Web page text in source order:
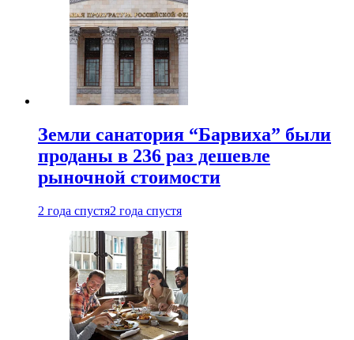
Земли санатория “Барвиха” были
проданы в 236 раз дешевле
рыночной стоимости
2 года спустя2 года спустя